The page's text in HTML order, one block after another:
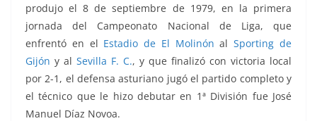
produjo el 8 de septiembre de 1979, en la primera
jornada del Campeonato Nacional de Liga, que
enfrentó en el Estadio de El Molinón alSporting de
Gijón y al Sevilla F. C., y que finalizó con victoria local
por 2-1, el defensa asturiano jugó el partido completo y
el técnico que le hizo debutar en 1ª División fue José
Manuel Díaz Novoa.